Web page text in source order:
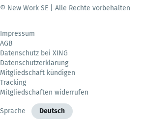
© New Work SE | Alle Rechte vorbehalten
Impressum
AGB
Datenschutz bei XING
Datenschutzerklärung
Mitgliedschaft kündigen
Tracking
Mitgliedschaften widerrufen
Sprache Deutsch